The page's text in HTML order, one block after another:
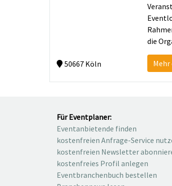
50667 Köln
die
Für Eventplaner:
Eventanbietende finden
kostenfreien Anfrage-Service
kostenfreien Newsletter
kostenfreies Profil anlegen
Eventbranchenbuch bestellen